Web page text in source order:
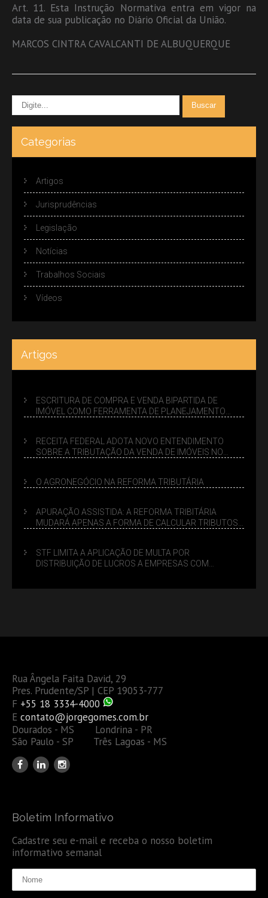
Art. 11. Esta Instrução Normativa entra em vigor na
data de sua publicação no Diário Oficial da União.
MARCOS CINTRA CAVALCANTI DE ALBUQUERQUE
Categorias
Artigos
Jurisprudências
Legislação
Notícias
Trabalhos Sociais
Vídeos
Artigos
ESCRITURA DE COMPRA E VENDA BIPARTIDA DE
IMÓVEL COMO FERRAMENTA DE PLANEJAMENTO
RECEITA FEDERAL ADOTA NOVO ENTENDIMENTO
SOBRE A TRIBUTAÇÃO DA VENDA DE IMÓVEIS NO
O AGRONEGÓCIO NA REFORMA TRIBUTÁRIA
APURAÇÃO ASSISTIDA: A REFORMA TRIBITÁRIA
MUDARÁ APENAS A FORMA DE CALCULAR TRIBUTOS
STF LIMITA A APLICAÇÃO DE MULTA POR
DISTRIBUIÇÃO DE LUCROS A EMPRESAS COM
Rua Ângela Faita David, 29
Pres. Prudente/SP | CEP 19053-777
F +55 18 3334-4000
E contato@jorgegomes.com.br
Dourados - MS Londrina - PR
São Paulo - SP Três Lagoas - MS
Boletim Informativo
Cadastre seu e-mail e receba o nosso boletim
informativo semanal